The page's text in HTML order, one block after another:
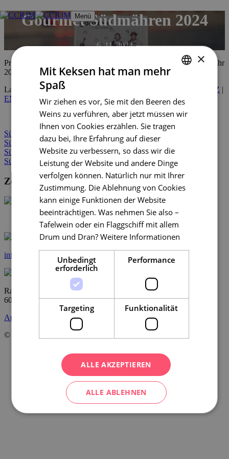
Zum
Menü
Gourmet Südmähren 2024
6. 11. 2024
Probieren Sie das Beste aus der südmährischen Gastronomie im Jahr
2024.
Laden Sie hier den Führer Gourmet Südmähren 2024 herunter:
CZ |
EN
Südmähren
Südmähren per Fahrrad
Südmähren
Südmähren per Fahrrad
Zentrale für Tourismus – Südmähren
+420 602 162 829
info@ccrjm.cz
Radnická 2
60200 Brno
Auf der Karte anzeigen
© Centrála cestovního ruchu – Jižní Morava, z.s.p.o.
ENGLISH
×
Mit Keksen hat man mehr
Spaß
Wir ziehen es vor, Sie mit den Beeren des
Weins zu verführen, aber jetzt müssen wir
Ihnen von Cookies erzählen. Sie tragen
dazu bei, Ihre Erfahrung auf dieser
Website zu verbessern, so dass wir die
Leistung der Website und andere Dinge
verfolgen können. Natürlich nur mit Ihrer
Zustimmung. Die Ablehnung von Cookies
kann einige Funktionen der Website
beeinträchtigen. Was nehmen Sie also –
Tafelwein oder ein Flaggschiff mit allem
Drum und Dran? Weitere Informationen
Unbedingt
erforderlich
Performance
Targeting Funktionalität
ALLE AKZEPTIEREN
ALLE ABLEHNEN